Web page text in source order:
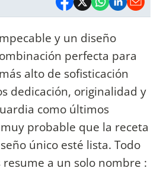
y un diseño
perfecta para
alto de sofisticación
dedicación, originalidad y
como últimos
probable que la receta
único esté lista. Todo
a un solo nombre :